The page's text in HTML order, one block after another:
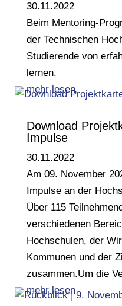
30.11.2022
Beim Mentoring-
der Technischen
Studierende von
lernen.
mehr lesen
Download
Impulse
30.11.2022
Am 09. November
Impulse an der
Über 115
verschiedenen
Hochschulen, der
Kommunen und der
zusammen.Um die
mehr lesen